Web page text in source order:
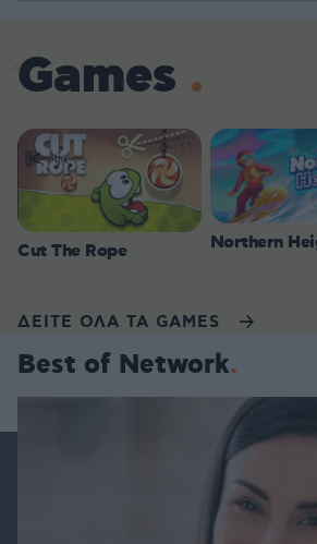
Games
Cut The Rope Northern
ΔΕΙΤΕ ΟΛΑ ΤΑ GAMES
Best of Network